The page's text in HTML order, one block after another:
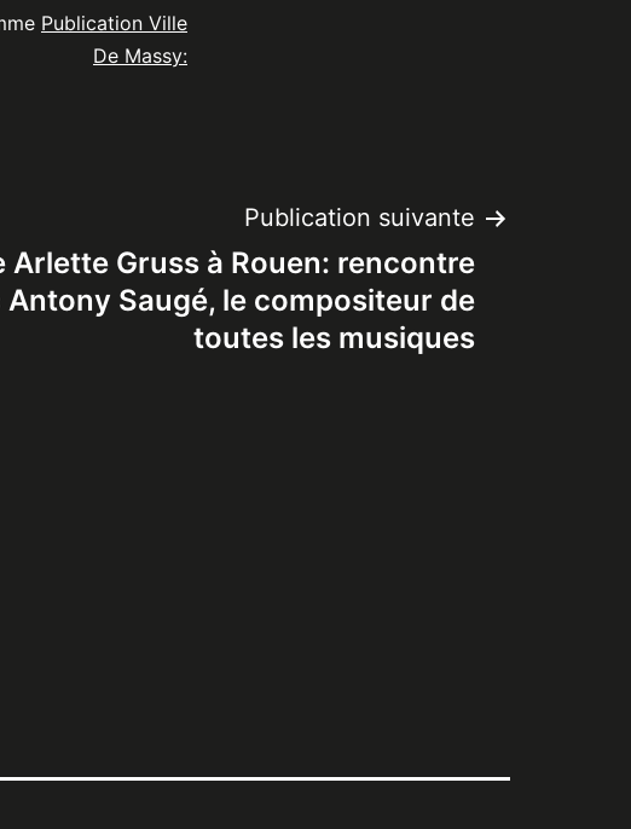
Publication Ville
De Massy:
Publication suivante
Arlette Gruss à Rouen: rencontre
Antony Saugé, le compositeur de
toutes les musiques